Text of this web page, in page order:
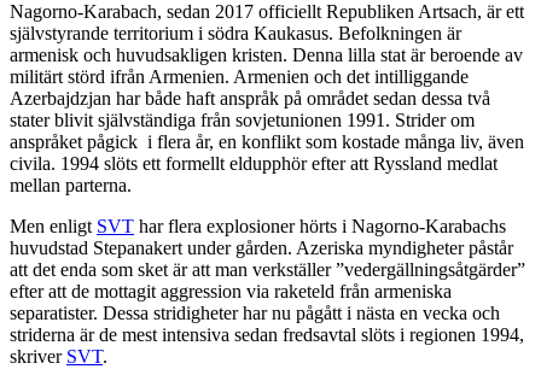
Nagorno-Karabach, sedan 2017 officiellt Republiken Artsach, är ett
självstyrande territorium i södra Kaukasus. Befolkningen är
armenisk och huvudsakligen kristen. Denna lilla stat är beroende av
militärt störd ifrån Armenien. Armenien och det intilliggande
Azerbajdzjan har både haft anspråk på området sedan dessa två
stater blivit självständiga från sovjetunionen 1991. Strider om
anspråket pågick i flera år, en konflikt som kostade många liv, även
civila. 1994 slöts ett formellt eldupphör efter att Ryssland medlat
mellan parterna.
Men enligt SVT har flera explosioner hörts i Nagorno-Karabachs
huvudstad Stepanakert under gården. Azeriska myndigheter påstår
att det enda som sket är att man verkställer ”vedergällningsåtgärder”
efter att de mottagit aggression via raketeld från armeniska
separatister. Dessa stridigheter har nu pågått i nästa en vecka och
striderna är de mest intensiva sedan fredsavtal slöts i regionen 1994,
skriver SVT.